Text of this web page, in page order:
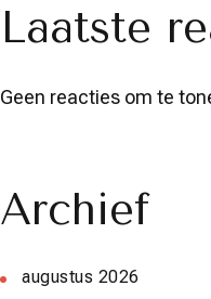
Laatste
Geen reacties om te
Archief
augustus 2026